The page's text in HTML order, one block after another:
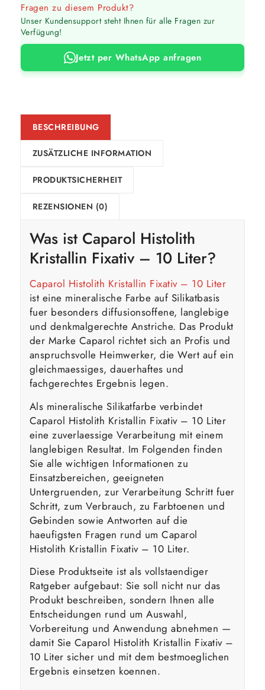
Fragen zu diesem Produkt?
Unser Kundensupport steht Ihnen für alle Fragen zur
Verfügung!
Jetzt per WhatsApp anfragen
BESCHREIBUNG
ZUSÄTZLICHE INFORMATION
PRODUKTSICHERHEIT
REZENSIONEN (0)
Was ist Caparol Histolith
Kristallin Fixativ – 10 Liter?
Caparol Histolith Kristallin Fixativ – 10 Liter
ist eine mineralische Farbe auf Silikatbasis
fuer besonders diffusionsoffene, langlebige
und denkmalgerechte Anstriche. Das Produkt
der Marke Caparol richtet sich an Profis und
anspruchsvolle Heimwerker, die Wert auf ein
gleichmaessiges, dauerhaftes und
fachgerechtes Ergebnis legen.
Als mineralische Silikatfarbe verbindet
Caparol Histolith Kristallin Fixativ – 10 Liter
eine zuverlaessige Verarbeitung mit einem
langlebigen Resultat. Im Folgenden finden
Sie alle wichtigen Informationen zu
Einsatzbereichen, geeigneten
Untergruenden, zur Verarbeitung Schritt fuer
Schritt, zum Verbrauch, zu Farbtoenen und
Gebinden sowie Antworten auf die
haeufigsten Fragen rund um Caparol
Histolith Kristallin Fixativ – 10 Liter.
Diese Produktseite ist als vollstaendiger
Ratgeber aufgebaut: Sie soll nicht nur das
Produkt beschreiben, sondern Ihnen alle
Entscheidungen rund um Auswahl,
Vorbereitung und Anwendung abnehmen —
damit Sie Caparol Histolith Kristallin Fixativ –
10 Liter sicher und mit dem bestmoeglichen
Ergebnis einsetzen koennen.